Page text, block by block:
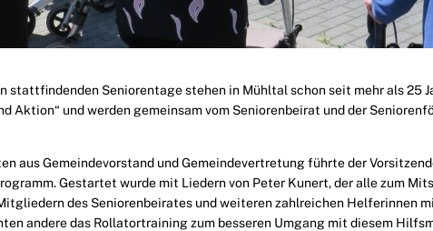
stattfindenden Seniorentage stehen in Mühltal schon seit mehr als 25
Aktion“ und werden gemeinsam vom Seniorenbeirat und der
aus Gemeindevorstand und Gemeindevertretung führte der
Gestartet wurde mit Liedern von Peter Kunert, der alle zum
des Seniorenbeirates und weiteren zahlreichen Helferinnen
andere das Rollatortraining zum besseren Umgang mit diesem